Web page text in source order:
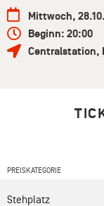
Mittwoch,
Beginn: 20:00
Centralstation,
PREISKATEGORIE
Stehplatz